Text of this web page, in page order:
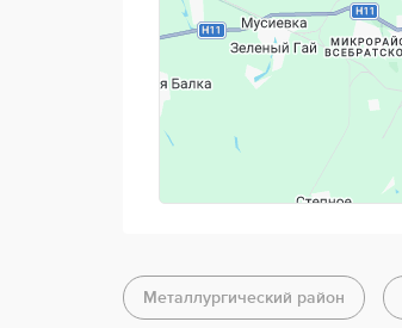
Металлургический район